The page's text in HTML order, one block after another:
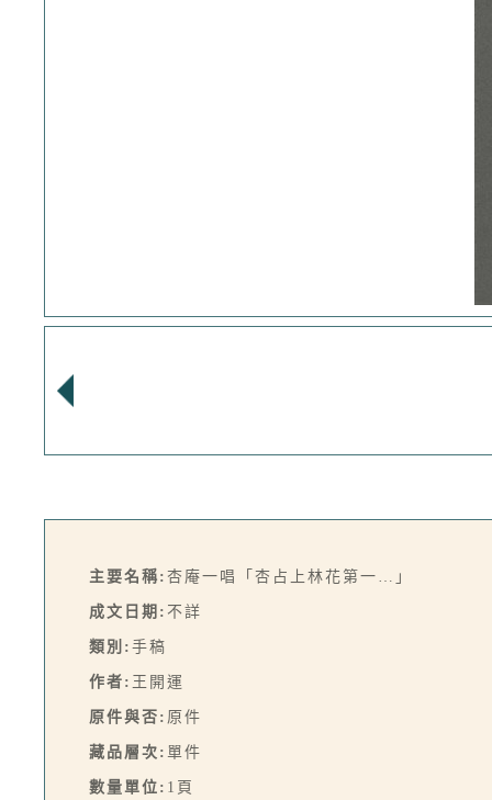
主要名稱: 杏庵一唱「杏占上林花第一…」
成文日期: 不詳
類別: 手稿
作者: 王開運
原件與否: 原件
藏品層次: 單件
數量單位: 1頁